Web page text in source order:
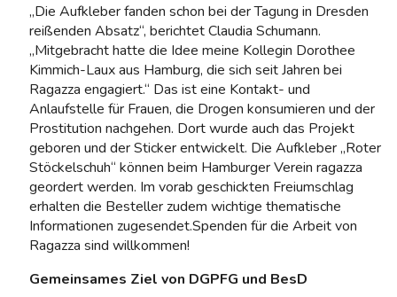
„Die Aufkleber fanden schon bei der Tagung in Dresden
reißenden Absatz“, berichtet Claudia Schumann.
„Mitgebracht hatte die Idee meine Kollegin Dorothee
Kimmich-Laux aus Hamburg, die sich seit Jahren bei
Ragazza engagiert.“ Das ist eine Kontakt- und
Anlaufstelle für Frauen, die Drogen konsumieren und der
Prostitution nachgehen. Dort wurde auch das Projekt
geboren und der Sticker entwickelt. Die Aufkleber „Roter
Stöckelschuh“ können beim Hamburger Verein ragazza
geordert werden. Im vorab geschickten Freiumschlag
erhalten die Besteller zudem wichtige thematische
Informationen zugesendet.Spenden für die Arbeit von
Ragazza sind willkommen!
Gemeinsames Ziel von DGPFG und BesD